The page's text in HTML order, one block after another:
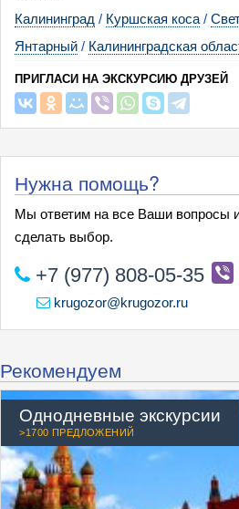
Калининград / Куршская коса /
Янтарный / Калининградская
ПРИГЛАСИ НА ЭКСКУРСИЮ ДРУЗЕЙ
Нужна помощь?
Мы ответим на все Ваши вопросы
сделать выбор.
+7 (977) 808-05-35
krugozor@krugozor.ru
Рекомендуем
Однодневные экскурсии
>1700 ПРЕДЛОЖЕНИЙ